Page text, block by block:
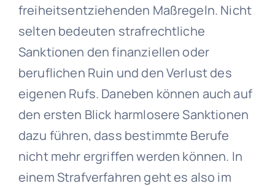
freiheitsentziehenden Maßregeln. Nicht
selten bedeuten strafrechtliche
Sanktionen den finanziellen oder
beruflichen Ruin und den Verlust des
eigenen Rufs. Daneben können auch auf
den ersten Blick harmlosere Sanktionen
dazu führen, dass bestimmte Berufe
nicht mehr ergriffen werden können. In
einem Strafverfahren geht es also im